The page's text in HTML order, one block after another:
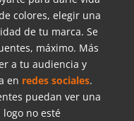
colores, elegir una
de tu marca. Se
máximo. Más
a tu audiencia y
en redes sociales.
puedan ver una
no esté